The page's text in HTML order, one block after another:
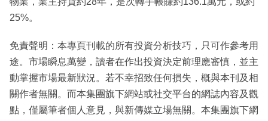
25%。
免責聲明：本專頁刊載的所有投資分析技巧，只可作參考用
途。市場瞬息萬變，讀者在作出投資決定前理應審慎，並主
動掌握市場最新狀況。若不幸招致任何損失，概與本刊及相
關作者無關。而本集團旗下網站或社交平台的網誌內容及觀
點，僅屬筆者個人意見，與新傳媒立場無關。本集團旗下網